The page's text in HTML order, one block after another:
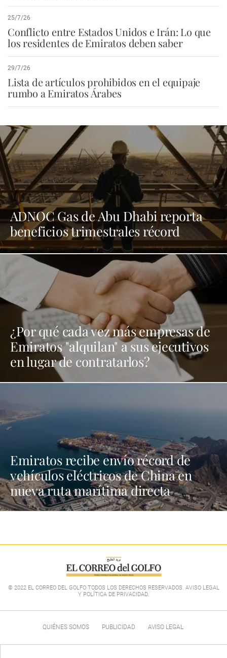
25/7/26
Conflicto entre Estados Unidos e Irán: Lo que
los residentes de Emiratos deben saber
29/7/26
Lista de artículos prohibidos en el equipaje
rumbo a Emiratos Árabes
ADNOC Gas de Abu Dhabi reporta
beneficios trimestrales récord
¿Por qué cada vez más empresas de
Emiratos "alquilan" a sus ejecutivos
en lugar de contratarlos?
Emiratos recibe envío récord de
vehículos eléctricos de China en
nueva ruta marítima directa
© 2022 EL CORREO DEL GOLFO TODOS LOS DERECHOS RESERVADOS. AVISO LEGAL
Y POLÍTICA DE PRIVACIDAD.
QUIÉNES SOMOS PUBLICIDAD AVISO LEGAL